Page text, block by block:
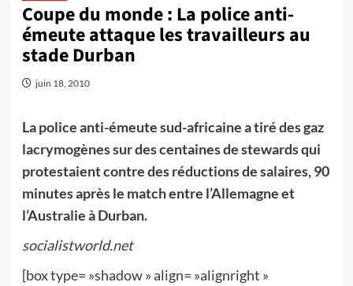
Coupe du monde : La police anti-
émeute attaque les travailleurs au
stade Durban
juin 18, 2010
La police anti-émeute sud-africaine a tiré des gaz
lacrymogènes sur des centaines de stewards qui
protestaient contre des réductions de salaires, 90
minutes après le match entre l’Allemagne et
l’Australie à Durban.
socialistworld.net
[box type= »shadow » align= »alignright »